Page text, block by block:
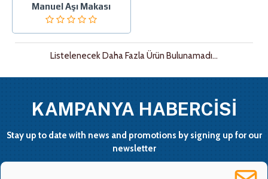
Manuel Aşı Makası
Listelenecek Daha Fazla Ürün Bulunamadı...
KAMPANYA HABERCİSİ
Stay up to date with news and promotions by signing up for our
newsletter